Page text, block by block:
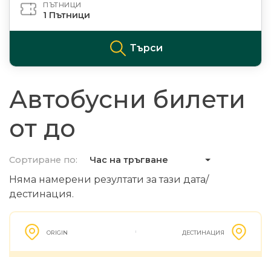
ПЪТНИЦИ
1 Пътници
Търси
Автобусни билети
от до
Сортиране по: Час на тръгване
Няма намерени резултати за тази дата/
дестинация.
ORIGIN ДЕСТИНАЦИЯ